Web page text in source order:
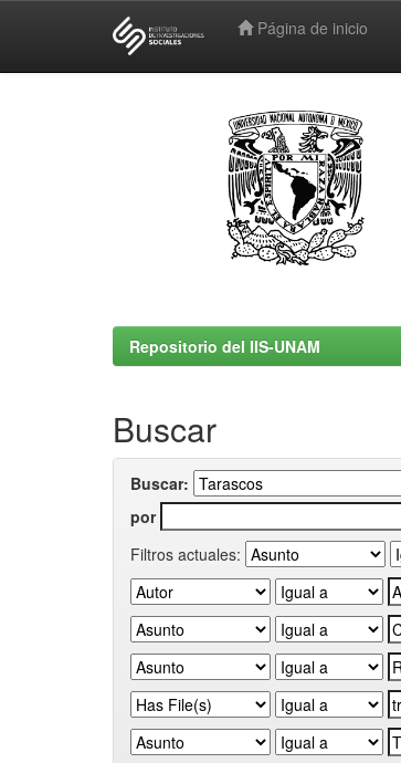
Página de inicio
Repositorio del IIS-UNAM
Buscar
Buscar:
por
Filtros actuales: